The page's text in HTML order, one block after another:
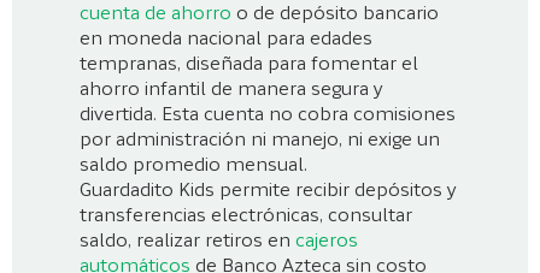
cuenta de ahorro o de depósito bancario
en moneda nacional para edades
tempranas, diseñada para fomentar el
ahorro infantil de manera segura y
divertida. Esta cuenta no cobra comisiones
por administración ni manejo, ni exige un
saldo promedio mensual.
Guardadito Kids permite recibir depósitos y
transferencias electrónicas, consultar
saldo, realizar retiros en cajeros
automáticos de Banco Azteca sin costo